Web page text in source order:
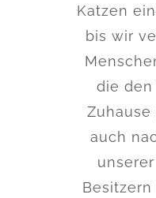
Katzen
bis wir
die den
Zuhause
auch
Besitzern